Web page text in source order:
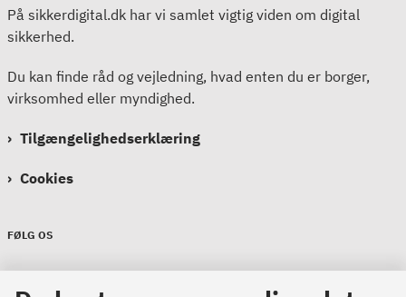
På sikkerdigital.dk har vi samlet vigtig viden om digital
sikkerhed.
Du kan finde råd og vejledning, hvad enten du er borger,
virksomhed eller myndighed.
Tilgængelighedserklæring
Cookies
FØLG OS